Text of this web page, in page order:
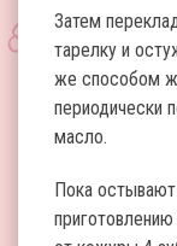
Затем
тарелку и
же способом
периодически
масло.
Пока